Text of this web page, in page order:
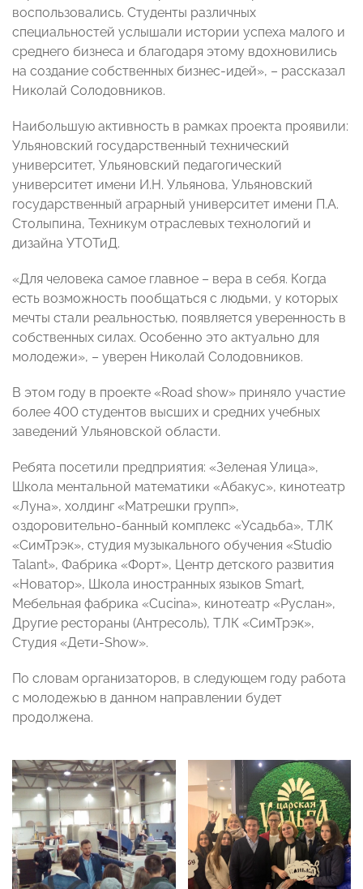
воспользовались. Студенты различных
специальностей услышали истории успеха малого и
среднего бизнеса и благодаря этому вдохновились
на создание собственных бизнес-идей», – рассказал
Николай Солодовников.
Наибольшую активность в рамках проекта проявили:
Ульяновский государственный технический
университет, Ульяновский педагогический
университет имени И.Н. Ульянова, Ульяновский
государственный аграрный университет имени П.А.
Столыпина, Техникум отраслевых технологий и
дизайна УТОТиД.
«Для человека самое главное – вера в себя. Когда
есть возможность пообщаться с людьми, у которых
мечты стали реальностью, появляется уверенность в
собственных силах. Особенно это актуально для
молодежи», – уверен Николай Солодовников.
В этом году в проекте «Road show» приняло участие
более 400 студентов высших и средних учебных
заведений Ульяновской области.
Ребята посетили предприятия: «Зеленая Улица»,
Школа ментальной математики «Абакус», кинотеатр
«Луна», холдинг «Матрешки групп»,
оздоровительно-банный комплекс «Усадьба», ТЛК
«СимТрэк», студия музыкального обучения «Studio
Talant», Фабрика «Форт», Центр детского развития
«Новатор», Школа иностранных языков Smart,
Мебельная фабрика «Cucina», кинотеатр «Руслан»,
Другие рестораны (Антресоль), ТЛК «СимТрэк»,
Студия «Дети-Show».
По словам организаторов, в следующем году работа
с молодежью в данном направлении будет
продолжена.